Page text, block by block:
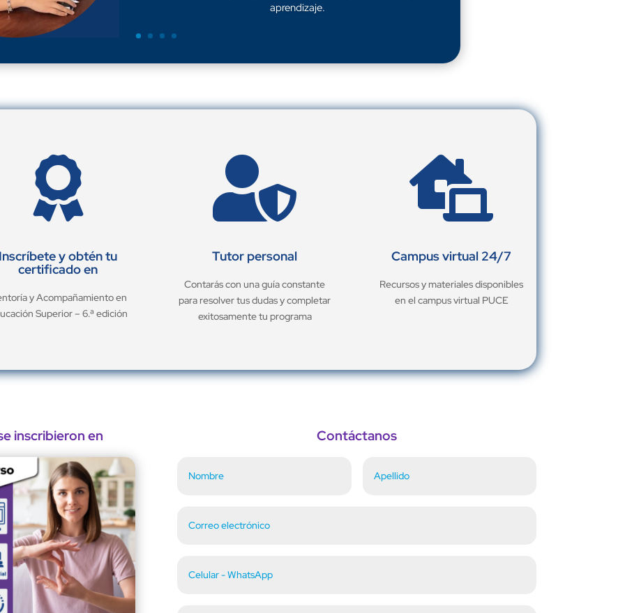
aprendizaje.

y obtén tu
certificado en
y Acompañamiento en
Superior – 6.ª edición

Tutor personal
Contarás con una guía constante
para resolver tus dudas y completar
exitosamente tu programa

Campus virtual 24/7
Recursos y materiales disponibles
en el campus virtual PUCE
inscribieron en Contáctanos